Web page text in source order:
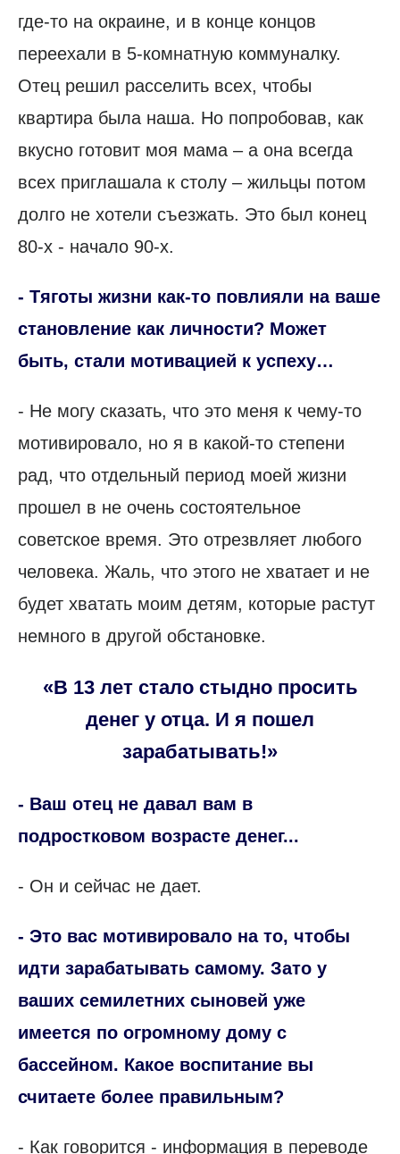
где-то на окраине, и в конце концов
переехали в 5-комнатную коммуналку.
Отец решил расселить всех, чтобы
квартира была наша. Но попробовав, как
вкусно готовит моя мама – а она всегда
всех приглашала к столу – жильцы потом
долго не хотели съезжать. Это был конец
80-х - начало 90-х.
- Тяготы жизни как-то повлияли на ваше
становление как личности? Может
быть, стали мотивацией к успеху…
- Не могу сказать, что это меня к чему-то
мотивировало, но я в какой-то степени
рад, что отдельный период моей жизни
прошел в не очень состоятельное
советское время. Это отрезвляет любого
человека. Жаль, что этого не хватает и не
будет хватать моим детям, которые растут
немного в другой обстановке.
«В 13 лет стало стыдно просить
денег у отца. И я пошел
зарабатывать!»
- Ваш отец не давал вам в
подростковом возрасте денег...
- Он и сейчас не дает.
- Это вас мотивировало на то, чтобы
идти зарабатывать самому. Зато у
ваших семилетних сыновей уже
имеется по огромному дому с
бассейном. Какое воспитание вы
считаете более правильным?
- Как говорится - информация в переводе